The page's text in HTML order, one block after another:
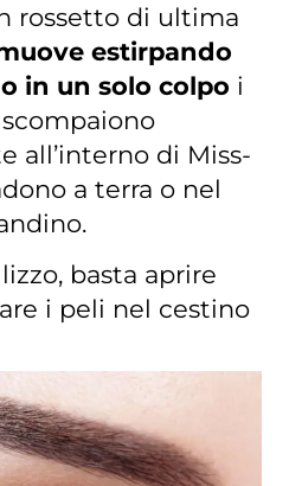
rossetto di ultima
estirpando
in un solo colpo i
all’interno di Miss-
a terra o nel
basta aprire
i peli nel cestino